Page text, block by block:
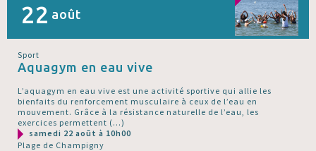
22 août
Sport
Aquagym en eau vive
L’aquagym en eau vive est une activité sportive qui allie les
bienfaits du renforcement musculaire à ceux de l’eau en
mouvement. Grâce à la résistance naturelle de l’eau, les
exercices permettent (…)
samedi 22 août à 10h00
Plage de Champigny